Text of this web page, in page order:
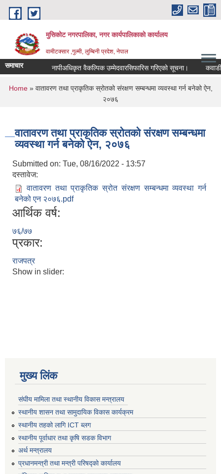
Skip to main content
मुसिकोट नगरपालिका, नगर कार्यपालिकाकाे कार्यालय
वामीटक्सार ,गुल्मी, लुम्बिनी प्रदेश, नेपाल
समाचार नापीअधिकृत वैकल्पिक उम्मेदवारसिफारिस गरिएको सूचना। कवाडी
You are here
Home» वातावरण तथा प्राकृतिक स्रोतको संरक्षण सम्बन्धमा व्यवस्था गर्न बनेको ऐन,
२०७६
वातावरण तथा प्राकृतिक स्रोतको संरक्षण सम्बन्धमा
व्यवस्था गर्न बनेको ऐन, २०७६
Submitted on: Tue, 08/16/2022 - 13:57
दस्तावेज:
वातावरण तथा प्राकृतिक स्रोत संरक्षण सम्बन्धमा व्यवस्था गर्न
बनेको एन २०७६.pdf
आर्थिक वर्ष:
७६/७७
प्रकार:
राजपत्र
Show in slider:
मुख्य लिंक
संघीय मामिला तथा स्थानीय विकास मन्त्रालय
स्थानीय शासन तथा सामुदायिक विकास कार्यक्रम
स्थानीय तहको लागि ICT ब्लग
स्थानीय पूर्वाधार तथा कृषि सडक विभाग
अर्थ मन्त्रालय
प्रधानमन्त्री तथा मन्त्री परिषद्काे कार्यालय